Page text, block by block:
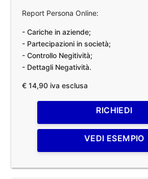
Report Persona Online:
- Cariche in aziende;
- Partecipazioni in società;
- Controllo Negitività;
- Dettagli Negatività.
€ 14,90 iva esclusa
RICHIEDI
VEDI ESEMPIO